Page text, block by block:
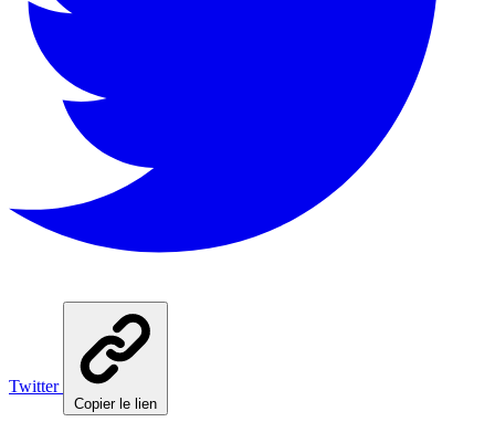
Twitter
Copier le lien